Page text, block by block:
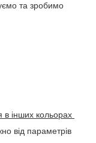
та зробимо
інших кольорах
від параметрів